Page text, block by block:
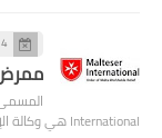
14
International هي وكالة الإغاثة الإنسانية الدولية التابعة لأمر مالطا ا…